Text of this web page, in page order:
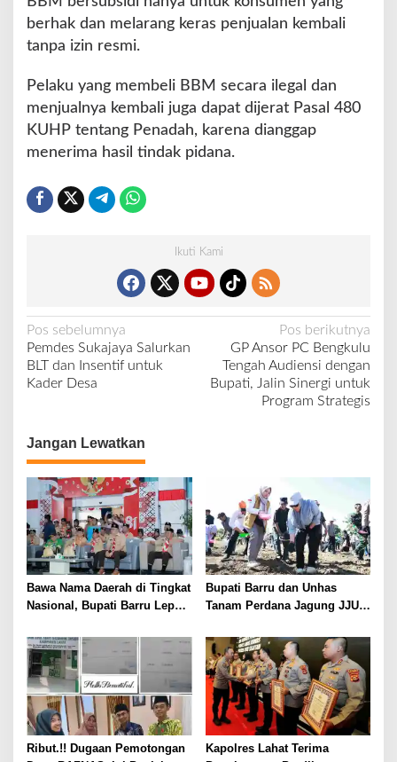
berhak dan melarang keras penjualan kembali
tanpa izin resmi.
Pelaku yang membeli BBM secara ilegal dan
menjualnya kembali juga dapat dijerat Pasal 480
KUHP tentang Penadah, karena dianggap
menerima hasil tindak pidana.
Ikuti Kami
N
a
v
g
a
s
i
p
o
s
Pos sebelumnya
Pemdes Sukajaya Salurkan
BLT dan Insentif untuk
Kader Desa
Pos berikutnya
GP Ansor PC Bengkulu
Tengah Audiensi dengan
Bupati, Jalin Sinergi untuk
Program Strategis
Jangan Lewatkan
Bawa Nama Daerah di Tingkat
Nasional, Bupati Barru Lepas
XII
Bupati Barru dan Unhas
Tanam Perdana Jagung JJUH,
dan Kesejahteraan Petani
Ribut.!! Dugaan Pemotongan
Kapolres Lahat Terima